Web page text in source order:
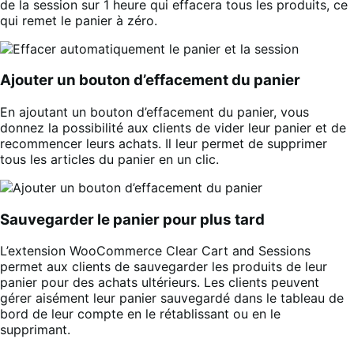
de la session sur 1 heure qui effacera tous les produits, ce
qui remet le panier à zéro.
Ajouter un bouton d’effacement du panier
En ajoutant un bouton d’effacement du panier, vous
donnez la possibilité aux clients de vider leur panier et de
recommencer leurs achats. Il leur permet de supprimer
tous les articles du panier en un clic.
Sauvegarder le panier pour plus tard
L’extension WooCommerce Clear Cart and Sessions
permet aux clients de sauvegarder les produits de leur
panier pour des achats ultérieurs. Les clients peuvent
gérer aisément leur panier sauvegardé dans le tableau de
bord de leur compte en le rétablissant ou en le
supprimant.